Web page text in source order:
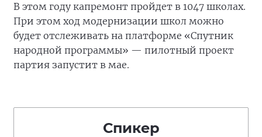
В этом году капремонт пройдет в 1047 школах.
При этом ход модернизации школ можно
будет отслеживать на платформе «Спутник
народной программы» — пилотный проект
партия запустит в мае.
Спикер